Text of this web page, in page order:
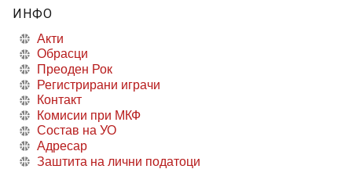
ИНФО
Акти
Обрасци
Преоден Рок
Регистрирани играчи
Контакт
Комисии при МКФ
Состав на УО
Адресар
Заштита на лични податоци